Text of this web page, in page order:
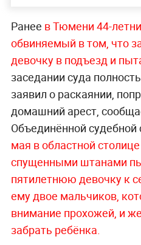
Ранее в Тюмени 44-
обвиняемый в том, что
девочку в подъезд и
заседании суда
заявил о раскаянии,
домашний арест,
Объединённой судебной
мая в областной
спущенными штанами
пятилетнюю девочку к
ему двое мальчиков,
внимание прохожей, и
забрать ребёнка.